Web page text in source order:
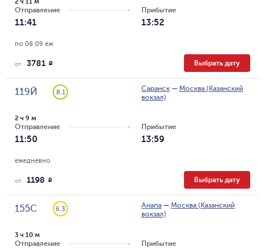
Отправление
11:41
Прибытие
13:52
по 08.09 еж
от 3781 R Выбрать дату
119Й 8.1 Саранск — Москва (Казанский
вокзал)
Отправление
11:50
2 ч 9 м
Прибытие
13:59
ежедневно
от 1198 R Выбрать дату
155С 6.3 Анапа — Москва (Казанский
вокзал)
Отправление
3 ч 10 м
Прибытие